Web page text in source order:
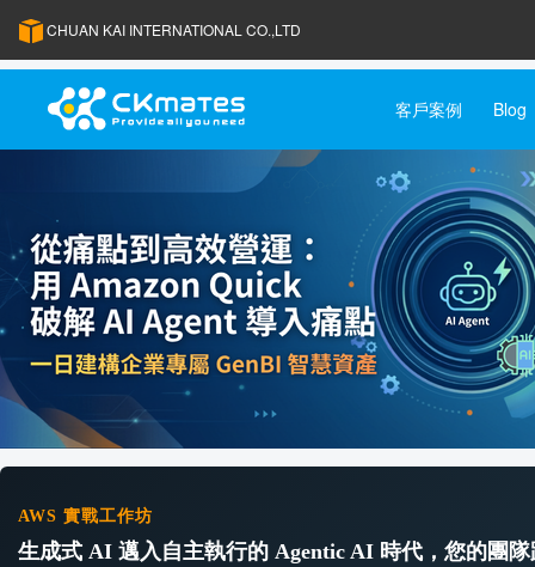
CHUAN KAI INTERNATIONAL CO.,LTD
客戶案例 Blog
AWS 實戰工作坊
生成式 AI 邁入自主執行的 Agentic AI 時代，您的團